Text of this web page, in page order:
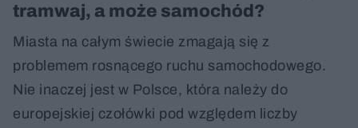
tramwaj, a może samochód?
Miasta na całym świecie zmagają się z
problemem rosnącego ruchu samochodowego.
Nie inaczej jest w Polsce, która należy do
europejskiej czołówki pod względem liczby